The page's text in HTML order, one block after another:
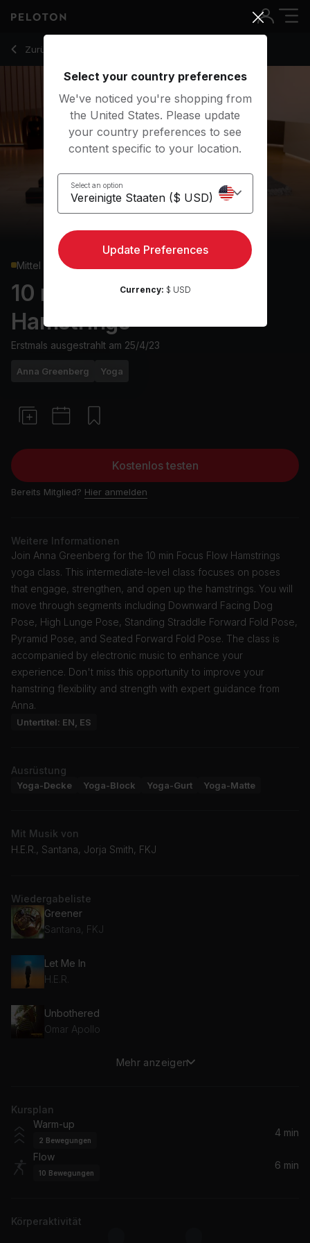
Zurück zu Yoga-Kurse
Zurück
Mittel
10 min Focus Flow:
Hamstrings
Erstmals ausgestrahlt am 25/4/23
Anna Greenberg Yoga
Kostenlos testen
Bereits Mitglied? Hier anmelden
Weitere Informationen
Join Anna Greenberg for the 10 min Focus Flow Hamstrings
yoga class. This intermediate-level class focuses on poses
that engage, strengthen, and open up the hamstrings. You will
move through segments including Downward Facing Dog
Pose, High Lunge Pose, Standing Straddle Forward Fold Pose,
Pyramid Pose, and Seated Forward Fold Pose. The class is
accompanied by electronic music to enhance your
experience. Don't miss this opportunity to improve your
hamstring flexibility and strength with expert guidance from
Anna.
Untertitel: EN, ES
Ausrüstung
Yoga-Decke Yoga-Block Yoga-Gurt Yoga-Matte
Mit Musik von
H.E.R., Santana, Jorja Smith, FKJ
Wiedergabeliste
Greener
Santana, FKJ
Let Me In
H.E.R.
Unbothered
Omar Apollo
Mehr anzeigen
Kursplan
Warm-up
2 Bewegungen
4 min
Flow
10 Bewegungen
6 min
Körperaktivität
10 Min Focus Flow: Hamstrings with Pyramid Pose - Anna
Select your country preferences
We've noticed you're shopping from
the United States. Please update
your country preferences to see
content specific to your location.
Select an option
Update Preferences
Currency: $ USD